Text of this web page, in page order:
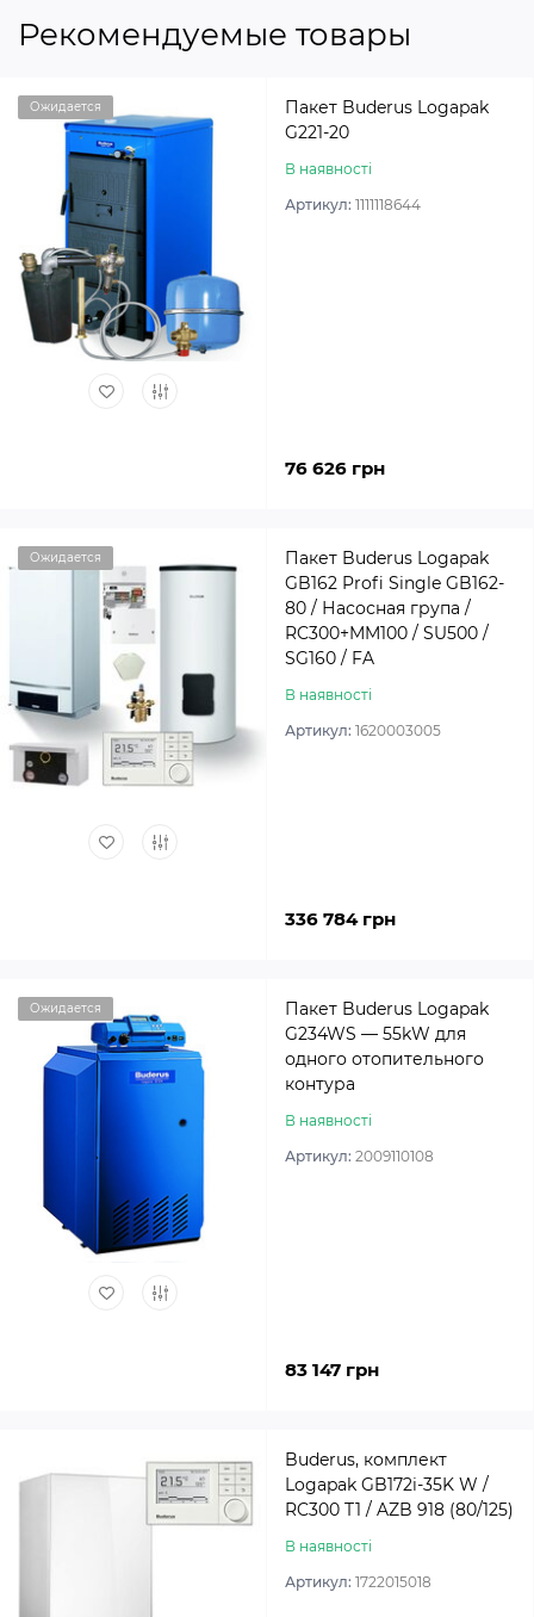
Рекомендуемые товары
Ожидается
Пакет Buderus Logapak
G221-20
В наявності
Артикул: 1111118644
76 626 грн
Ожидается
Пакет Buderus Logapak
GB162 Profi Single GB162-
80 / Насосная група /
RC300+MM100 / SU500 /
SG160 / FA
В наявності
Артикул: 1620003005
336 784 грн
Ожидается
Пакет Buderus Logapak
G234WS — 55kW для
одного отопительного
контура
В наявності
Артикул: 2009110108
83 147 грн
Buderus, комплект
Logapak GB172i-35K W /
RC300 T1 / AZB 918 (80/125)
В наявності
Артикул: 1722015018